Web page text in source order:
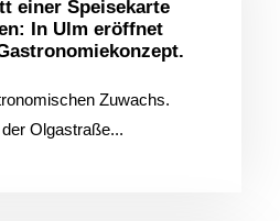
einer Speisekarte
In Ulm eröffnet
Zuwachs.
Olgastraße...